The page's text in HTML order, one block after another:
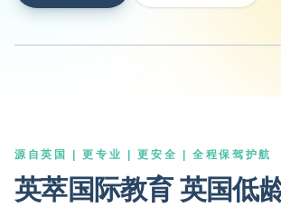
源自英国 | 更专业 | 更安全 | 全程保驾护航
英萃国际教育 英国低